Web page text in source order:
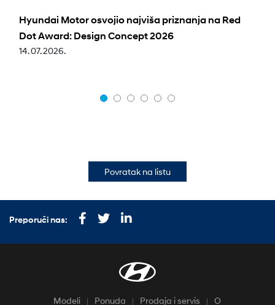
Hyundai Motor osvojio najviša priznanja na Red
Dot Award: Design Concept 2026
14. 07. 2026.
Povratak na listu
Preporuči nas:
Modeli Ponuda Prodaja i servis O